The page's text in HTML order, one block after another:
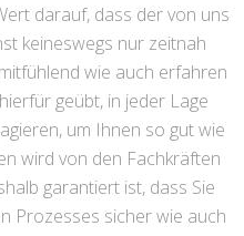
darauf, dass der von uns
keineswegs nur zeitnah
wie auch erfahren
geübt, in jeder Lage
um Ihnen so gut wie
wird von den Fachkräften
garantiert ist, dass Sie
Prozesses sicher wie auch